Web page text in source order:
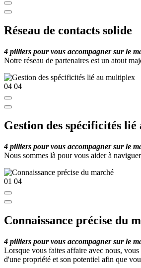
Réseau de contacts solide
4 pilliers pour vous accompagner sur le
Notre réseau de partenaires est un atout
04 04
Gestion des spécificités
4 pilliers pour vous accompagner sur le
Nous sommes là pour vous aider à
01 04
Connaissance précise du
4 pilliers pour vous accompagner sur le
Lorsque vous faites affaire avec nous,
d'une propriété et son potentiel afin que